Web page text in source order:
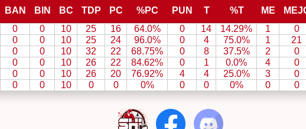
BAN BIN BC TDP PC %PC PUN T %T ME
0 0 10 25 16 64.0% 0 14 14.29% 1 0
0 0 10 25 24 96.0% 0 4 75.0% 1 21
0 0 10 32 22 68.75% 0 8 37.5% 2 0
0 0 10 26 22 84.62% 0 1 0.0% 4 0
0 0 10 26 20 76.92% 4 4 25.0% 3 0
0 0 10 0 0 0% 0 0 0% 0 0